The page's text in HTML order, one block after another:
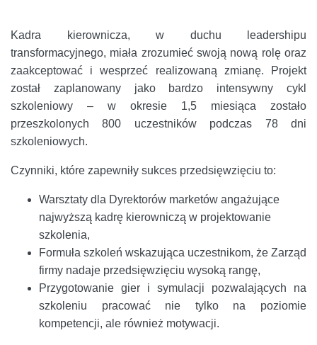
Kadra kierownicza, w duchu leadershipu
transformacyjnego, miała zrozumieć swoją nową rolę oraz
zaakceptować i wesprzeć realizowaną zmianę. Projekt
został zaplanowany jako bardzo intensywny cykl
szkoleniowy – w okresie 1,5 miesiąca zostało
przeszkolonych 800 uczestników podczas 78 dni
szkoleniowych.
Czynniki, które zapewniły sukces przedsięwzięciu to:
Warsztaty dla Dyrektorów marketów angażujące
najwyższą kadrę kierowniczą w projektowanie
szkolenia,
Formuła szkoleń wskazująca uczestnikom, że Zarząd
firmy nadaje przedsięwzięciu wysoką rangę,
Przygotowanie gier i symulacji pozwalających na
szkoleniu pracować nie tylko na poziomie
kompetencji, ale również motywacji.